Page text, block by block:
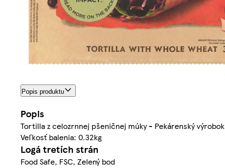
Popis produktu
Popis
Tortilla z celozrnnej pšeničnej múky - Pekárenský výrobok
Veľkosť balenia: 0.32kg
Logá tretích strán
Food Safe, FSC, Zelený bod